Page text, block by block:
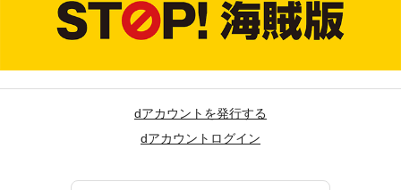
dアカウントを発行する
dアカウントログイン